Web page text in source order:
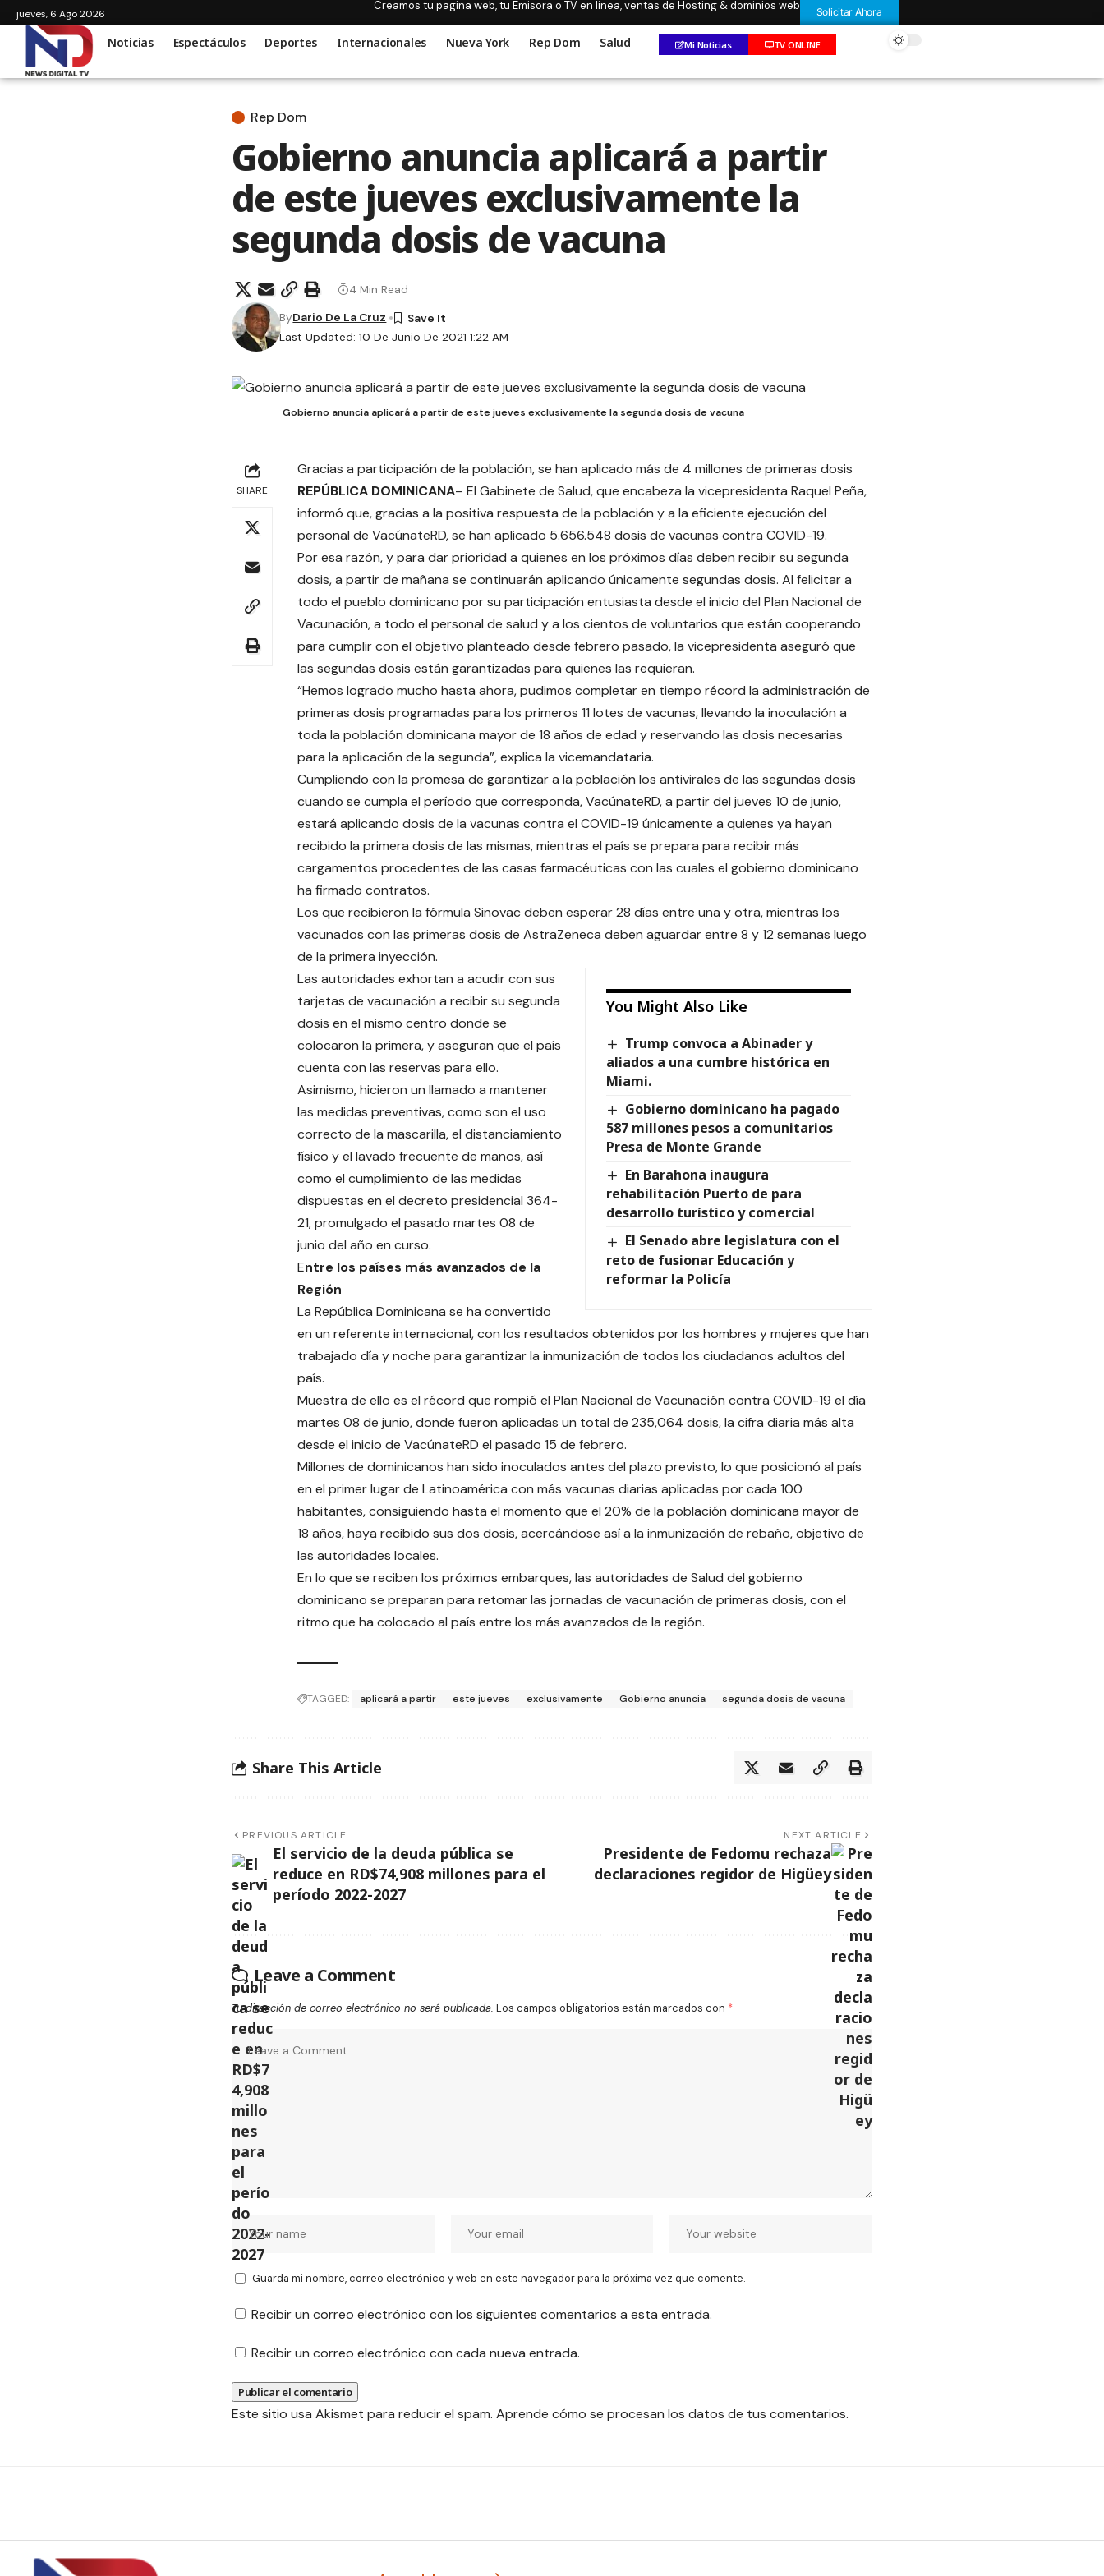
jueves, 6 Ago 2026
Creamos tu pagina web, tu Emisora o TV en linea, ventas de Hosting & dominios web Solicitar Ahora
Noticias Espectáculos Deportes Internacionales Nueva York Rep Dom Salud Mi Noticias TV ONLINE
Rep Dom
Gobierno anuncia aplicará a partir
de este jueves exclusivamente la
segunda dosis de vacuna
Last Updated: 10 De Junio De 2021 1:22 AM
ByDario De La Cruz
4 Min Read
Gobierno anuncia aplicará a partir de este jueves exclusivamente la segunda dosis de vacuna
SHARE
Gracias a participación de la población, se han aplicado más de 4 millones de primeras dosis
REPÚBLICA DOMINICANA– El Gabinete de Salud, que encabeza la vicepresidenta Raquel Peña,
informó que, gracias a la positiva respuesta de la población y a la eficiente ejecución del
personal de VacúnateRD, se han aplicado 5.656.548 dosis de vacunas contra COVID-19.
Por esa razón, y para dar prioridad a quienes en los próximos días deben recibir su segunda
dosis, a partir de mañana se continuarán aplicando únicamente segundas dosis. Al felicitar a
todo el pueblo dominicano por su participación entusiasta desde el inicio del Plan Nacional de
Vacunación, a todo el personal de salud y a los cientos de voluntarios que están cooperando
para cumplir con el objetivo planteado desde febrero pasado, la vicepresidenta aseguró que
las segundas dosis están garantizadas para quienes las requieran.
“Hemos logrado mucho hasta ahora, pudimos completar en tiempo récord la administración de
primeras dosis programadas para los primeros 11 lotes de vacunas, llevando la inoculación a
toda la población dominicana mayor de 18 años de edad y reservando las dosis necesarias
para la aplicación de la segunda”, explica la vicemandataria.
Cumpliendo con la promesa de garantizar a la población los antivirales de las segundas dosis
cuando se cumpla el período que corresponda, VacúnateRD, a partir del jueves 10 de junio,
estará aplicando dosis de la vacunas contra el COVID-19 únicamente a quienes ya hayan
recibido la primera dosis de las mismas, mientras el país se prepara para recibir más
cargamentos procedentes de las casas farmacéuticas con las cuales el gobierno dominicano
ha firmado contratos.
Los que recibieron la fórmula Sinovac deben esperar 28 días entre una y otra, mientras los
vacunados con las primeras dosis de AstraZeneca deben aguardar entre 8 y 12 semanas luego
de la primera inyección.
You Might Also Like
Trump convoca a Abinader y
aliados a una cumbre histórica en
Miami.
Gobierno dominicano ha pagado
587 millones pesos a comunitarios
Presa de Monte Grande
En Barahona inaugura
rehabilitación Puerto de para
desarrollo turístico y comercial
El Senado abre legislatura con el
reto de fusionar Educación y
reformar la Policía
Las autoridades exhortan a acudir con sus
tarjetas de vacunación a recibir su segunda
dosis en el mismo centro donde se
colocaron la primera, y aseguran que el país
cuenta con las reservas para ello.
Asimismo, hicieron un llamado a mantener
las medidas preventivas, como son el uso
correcto de la mascarilla, el distanciamiento
físico y el lavado frecuente de manos, así
como el cumplimiento de las medidas
dispuestas en el decreto presidencial 364-
21, promulgado el pasado martes 08 de
junio del año en curso.
Entre los países más avanzados de la
Región
La República Dominicana se ha convertido
en un referente internacional, con los resultados obtenidos por los hombres y mujeres que han
trabajado día y noche para garantizar la inmunización de todos los ciudadanos adultos del
país.
Muestra de ello es el récord que rompió el Plan Nacional de Vacunación contra COVID-19 el día
martes 08 de junio, donde fueron aplicadas un total de 235,064 dosis, la cifra diaria más alta
desde el inicio de VacúnateRD el pasado 15 de febrero.
Millones de dominicanos han sido inoculados antes del plazo previsto, lo que posicionó al país
en el primer lugar de Latinoamérica con más vacunas diarias aplicadas por cada 100
habitantes, consiguiendo hasta el momento que el 20% de la población dominicana mayor de
18 años, haya recibido sus dos dosis, acercándose así a la inmunización de rebaño, objetivo de
las autoridades locales.
En lo que se reciben los próximos embarques, las autoridades de Salud del gobierno
dominicano se preparan para retomar las jornadas de vacunación de primeras dosis, con el
ritmo que ha colocado al país entre los más avanzados de la región.
TAGGED: aplicará a partir este jueves exclusivamente Gobierno anuncia segunda dosis de vacuna
Share This Article
PREVIOUS ARTICLE
El servicio de la deuda pública se
reduce en RD$74,908 millones para el
período 2022-2027
NEXT ARTICLE
Presidente de Fedomu rechaza
declaraciones regidor de Higüey
Leave a Comment
Tu dirección de correo electrónico no será publicada. Los campos obligatorios están marcados con *
Guarda mi nombre, correo electrónico y web en este navegador para la próxima vez que comente.
Recibir un correo electrónico con los siguientes comentarios a esta entrada.
Recibir un correo electrónico con cada nueva entrada.
Este sitio usa Akismet para reducir el spam. Aprende cómo se procesan los datos de tus comentarios.